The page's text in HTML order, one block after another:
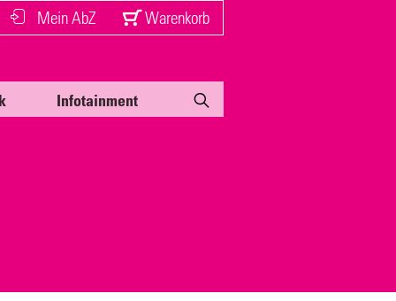
Mein AbZ Warenkorb
Infotainment